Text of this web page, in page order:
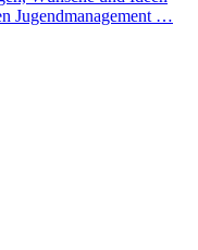
Jugendmanagement …